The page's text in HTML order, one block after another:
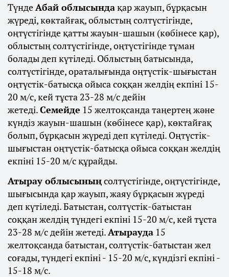
ТүндеАбай облысындақар жауып, бұрқасын
жүреді, көктайғақ, облыстың солтүстігінде,
оңтүстігінде қатты жауын-шашын (көбінесе қар),
облыстың солтүстігінде, оңтүстігінде тұман
болады деп күтіледі. Облыстың батысында,
солтүстігінде, ораталығында оңтүстік-шығыстан
оңтүстік-батысқа ойыса соққан желдің екпіні 15-
20 м/с, кей тұста 23-28 м/с дейін
жетеді.Семейде 15 желтоқсанда таңертең және
күндіз жауын-шашын (көбінесе қар), көктайғақ
болып, бұрқасын жүреді деп күтіледі. Оңтүстік-
шығыстан оңтүстік-батысқа ойыса соққан желдің
екпіні 15-20 м/с құрайды.
Атырау облысыныңсолтүстігінде, оңтүстігінде,
шығысында қар жауып, жаяу бұрқасын жүреді
деп күтіледі. Батыстан, солтүстік-батыстан
соққан желдің түндегі екпіні 15-20 м/с, кей тұста
23-28 м/с дейін жетеді.Атырауда 15
желтоқсанда батыстан, солтүстік-батыстан жел
соғады, түндегі екпіні - 15-20 м/с, күндізгі екпіні -
15-18 м/с.